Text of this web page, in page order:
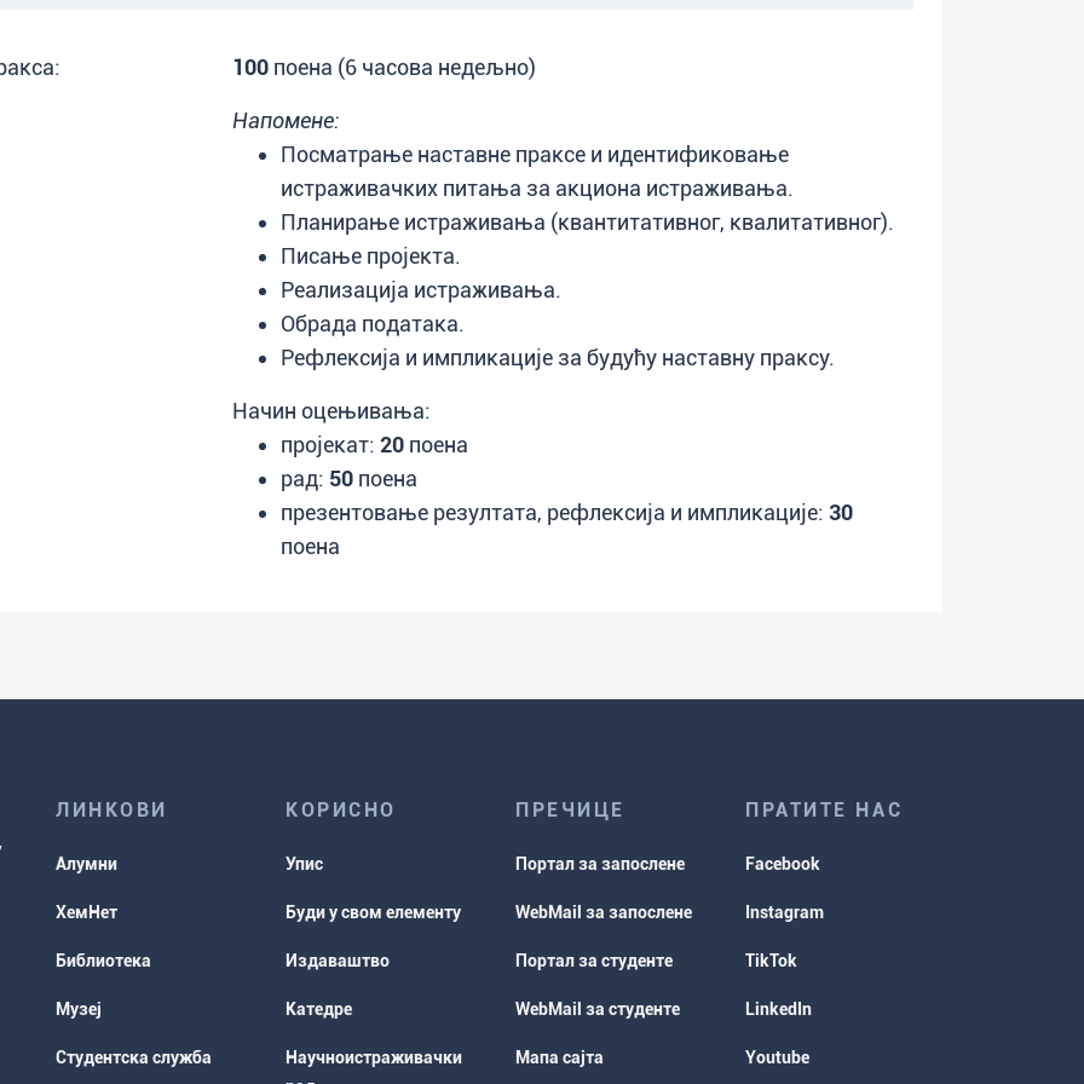
100 поена (6 часова недељно)
Напомене:
Посматрање наставне праксе и идентификовање
истраживачких питања за акциона истраживања.
Планирање истраживања (квантитативног, квалитативног).
Писање пројекта.
Реализација истраживања.
Обрада података.
Рефлексија и импликације за будућу наставну праксу.
Начин оцењивања:
пројекат: 20 поена
рад: 50 поена
презентовање резултата, рефлексија и импликације: 30
поена
ЛИНКОВИ
Алумни
ХемНет
Библиотека
Музеј
Студентска служба
КОРИСНО
Упис
Буди у свом елементу
Издаваштво
Катедре
Научноистраживачки
ПРЕЧИЦЕ
Портал за запослене
WebMail за запослене
Портал за студенте
WebMail за студенте
Мапа сајта
ПРАТИТЕ НАС
Facebook
Instagram
TikTok
LinkedIn
Youtube